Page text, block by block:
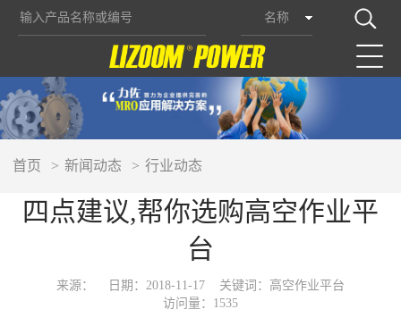
名称
首页 新闻动态 行业动态
四点建议,帮你选购高空作业平
台
来源： 日期：2018-11-17
关键词：高空作业平台
访问量：1535